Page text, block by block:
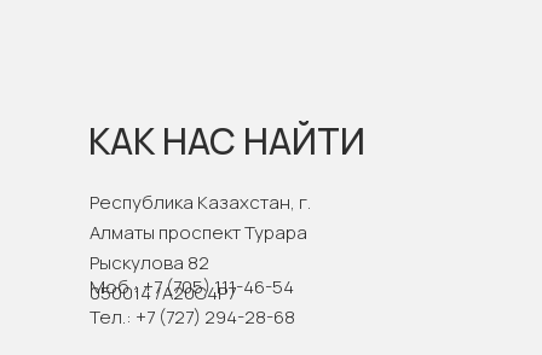
КАК НАС НАЙТИ
Республика Казахстан, г.
Алматы проспект Турара
Рыскулова 82
050014 /A20C4P7
Моб.: +7 (705) 111-46-54
Тел.: +7 (727) 294-28-68